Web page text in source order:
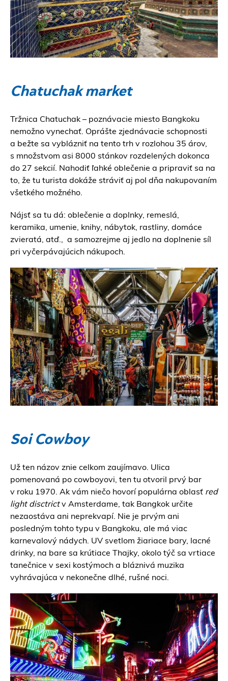
Chatuchak market
Tržnica Chatuchak – poznávacie miesto Bangkoku
nemožno vynechať. Oprášte zjednávacie schopnosti
a bežte sa vyblázniť na tento trh v rozlohou 35 árov,
s množstvom asi 8000 stánkov rozdelených dokonca
do 27 sekcií. Nahodiť ľahké oblečenie a pripraviť sa na
to, že tu turista dokáže stráviť aj pol dňa nakupovaním
všetkého možného.
Nájsť sa tu dá: oblečenie a doplnky, remeslá,
keramika, umenie, knihy, nábytok, rastliny, domáce
zvieratá, atď., a samozrejme aj jedlo na doplnenie síl
pri vyčerpávajúcich nákupoch.
Soi Cowboy
Už ten názov znie celkom zaujímavo. Ulica
pomenovaná po cowboyovi, ten tu otvoril prvý bar
v roku 1970. Ak vám niečo hovorí populárna oblasť red
light disctrictv Amsterdame, tak Bangkok určite
nezaostáva ani neprekvapí. Nie je prvým ani
posledným tohto typu v Bangkoku, ale má viac
karnevalový nádych. UV svetlom žiariace bary, lacné
drinky, na bare sa krútiace Thajky, okolo týč sa vrtiace
tanečnice v sexi kostýmoch a bláznivá muzika
vyhrávajúca v nekonečne dlhé, rušné noci.